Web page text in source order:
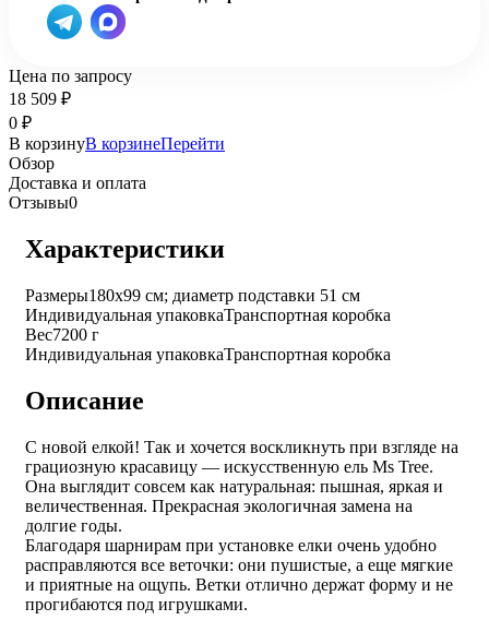
Цена по запросу
18 509 ₽
0 ₽
В корзинуВ корзинеПерейти
Обзор
Доставка и оплата
Отзывы0
Характеристики
Размеры180х99 см; диаметр подставки 51 см
Индивидуальная упаковкаТранспортная коробка
Вес7200 г
Индивидуальная упаковкаТранспортная коробка
Описание
С новой елкой! Так и хочется воскликнуть при взгляде на
грациозную красавицу — искусственную ель Ms Tree.
Она выглядит совсем как натуральная: пышная, яркая и
величественная. Прекрасная экологичная замена на
долгие годы.
Благодаря шарнирам при установке елки очень удобно
расправляются все веточки: они пушистые, а еще мягкие
и приятные на ощупь. Ветки отлично держат форму и не
прогибаются под игрушками.